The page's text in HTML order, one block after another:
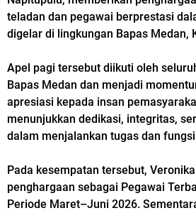
teladan dan pegawai berprestasi
digelar di lingkungan Bapas Medan,
Apel pagi tersebut diikuti oleh
Bapas Medan dan menjadi
apresiasi kepada insan
menunjukkan dedikasi, integritas,
dalam menjalankan tugas dan
Pada kesempatan tersebut,
penghargaan sebagai Pegawai
Periode Maret–Juni 2026.